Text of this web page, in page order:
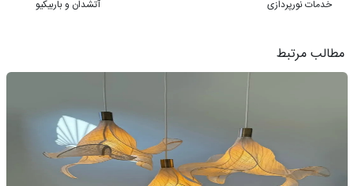
خدمات نورپردازی آتشدان و باربیکیو
مطالب مرتبط